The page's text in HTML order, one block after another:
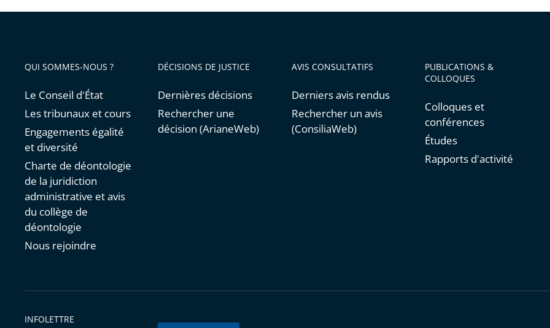
QUI SOMMES-NOUS ?
Le Conseil d'État
Les tribunaux et cours
Engagements égalité
et diversité
Charte de déontologie
de la juridiction
administrative et avis
du collège de
déontologie
Nous rejoindre
DÉCISIONS DE JUSTICE
Dernières décisions
Rechercher une
décision (ArianeWeb)
AVIS CONSULTATIFS
Derniers avis rendus
Rechercher un avis
(ConsiliaWeb)
PUBLICATIONS &
COLLOQUES
Colloques et
conférences
Études
Rapports d'activité
INFOLETTRE